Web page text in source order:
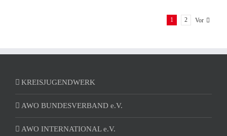
1 2 Vor
KREISJUGENDWERK
AWO BUNDESVERBAND e.V.
AWO INTERNATIONAL e.V.